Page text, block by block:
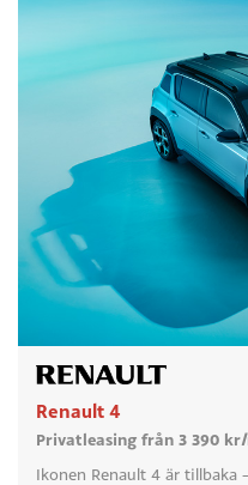
Renault 4
Privatleasing från 3 390
Ikonen Renault 4 är tillbaka